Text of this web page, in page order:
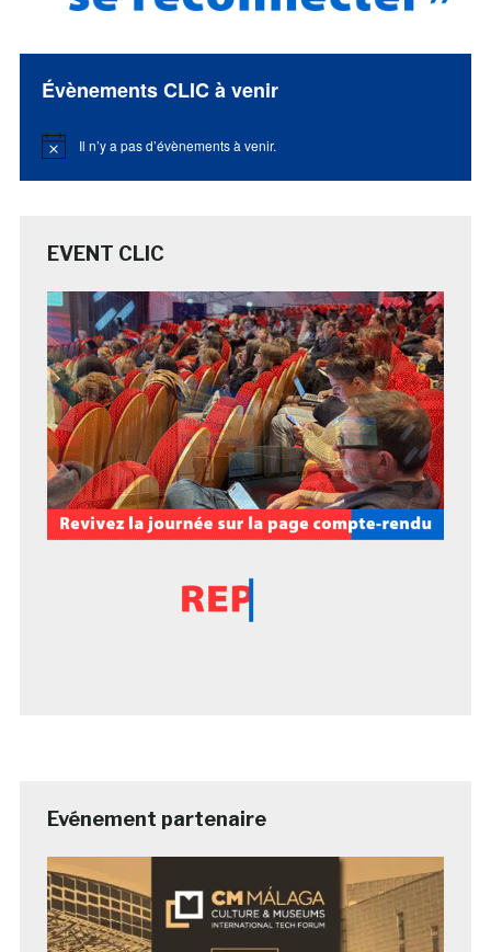
Évènements CLIC à venir
Notice Il n’y a pas d’évènements à venir.
EVENT CLIC
Evénement partenaire